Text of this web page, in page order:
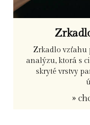
Zrkadlo vzťahu
analýzu, ktorá s
skryté vrstvy
»